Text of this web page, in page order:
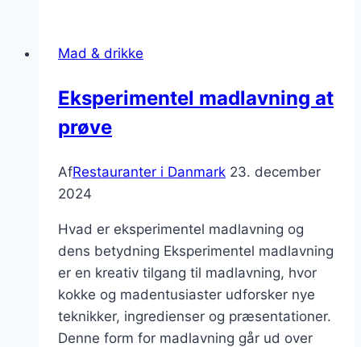
hyggelige
Mad & drikke
Eksperimentel madlavning at
prøve
AfRestauranter i Danmark 23. december
2024
Hvad er eksperimentel madlavning og
dens betydning Eksperimentel madlavning
er en kreativ tilgang til madlavning, hvor
kokke og madentusiaster udforsker nye
teknikker, ingredienser og præsentationer.
Denne form for madlavning går ud over